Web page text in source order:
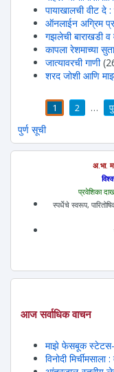
पायाखालची वीट
ऑनलाईन अग्रिम
गझलेची बाराखडी व
कापला रेशमाच्या
जात्यावरची गाणी
शरद जोशी आणि
1 2 …
पुर्ण सूची
अ.भा.
प्रवेशिका
स्पर्धेचे स्वरूप,
आज सर्वाधिक वाचन
माझे फेसबूक
विनोदी